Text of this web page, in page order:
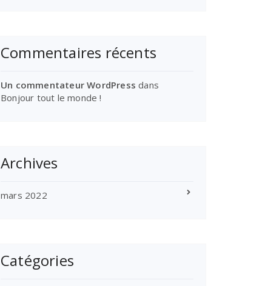
Commentaires récents
Un commentateur WordPress dans
Bonjour tout le monde !
Archives
mars 2022
Catégories